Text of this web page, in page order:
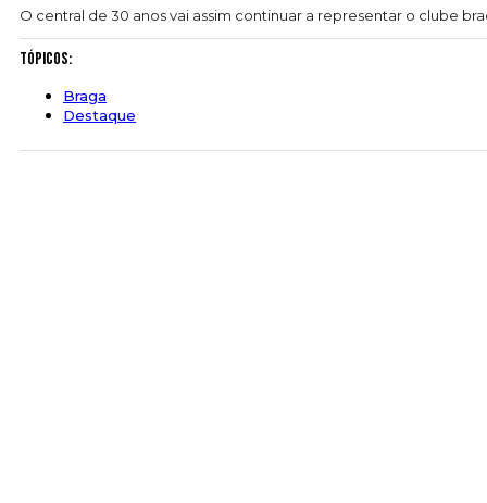
O central de 30 anos vai assim continuar a representar o clube
Tópicos:
Braga
Destaque